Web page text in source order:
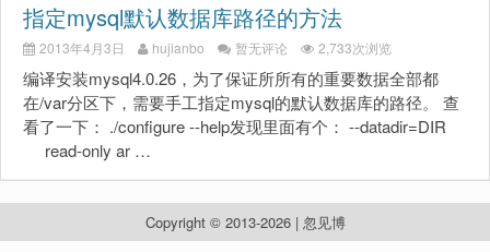
指定mysql默认数据库路径的方法
2013年4月3日 hujianbo 暂无评论 2,733次浏览
编译安装mysql4.0.26，为了保证所所有的重要数据全部都
在/var分区下，需要手工指定mysql的默认数据库的路径。 查
看了一下： ./configure --help发现里面有个： --datadir=DIR
read-only ar …
Copyright © 2013-2026 | 忽见博